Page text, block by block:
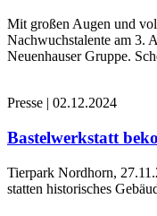
Mit großen Augen und
Nachwuchstalente am 3.
Neuenhauser Gruppe.
Presse | 02.12.2024
Bastelwerkstatt
Tierpark Nordhorn,
statten historisches